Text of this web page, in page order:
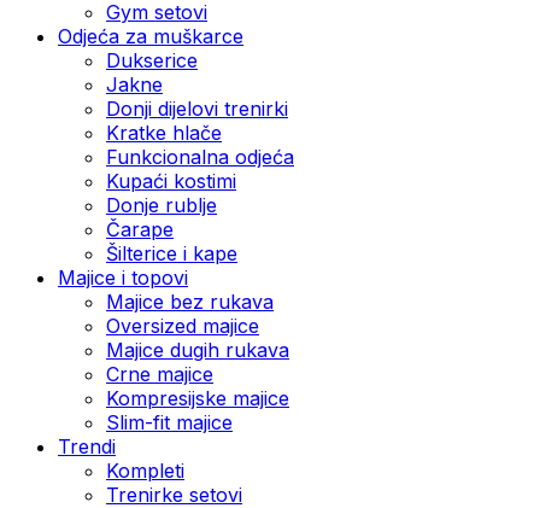
Gym setovi
Odjeća za muškarce
Dukserice
Jakne
Donji dijelovi trenirki
Kratke hlače
Funkcionalna odjeća
Kupaći kostimi
Donje rublje
Čarape
Šilterice i kape
Majice i topovi
Majice bez rukava
Oversized majice
Majice dugih rukava
Crne majice
Kompresijske majice
Slim-fit majice
Trendi
Kompleti
Trenirke setovi